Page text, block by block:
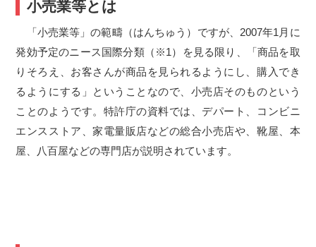
小売業等とは
「小売業等」の範疇（はんちゅう）ですが、2007年1月に
発効予定のニース国際分類（※1）を見る限り、「商品を取
りそろえ、お客さんが商品を見られるようにし、購入でき
るようにする」ということなので、小売店そのものという
ことのようです。特許庁の資料では、デパート、コンビニ
エンスストア、家電量販店などの総合小売店や、靴屋、本
屋、八百屋などの専門店が説明されています。